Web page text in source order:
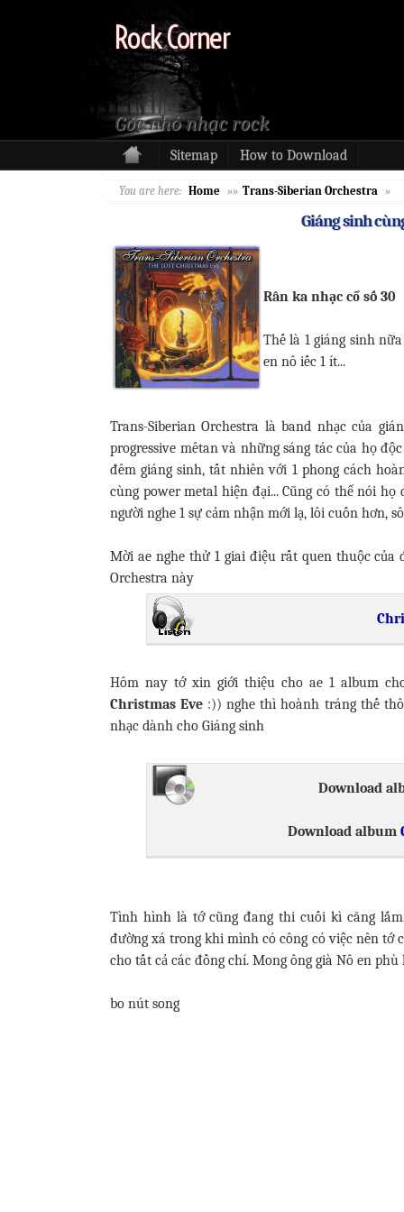
Rock Corner
Góc nhỏ nhạc rock
Sitemap How to Download
You are here: Home »» Trans-Siberian Orchestra »
Giáng sinh
Rân ka nhạc cổ số 30
Thế là 1 giáng sinh
en nô iếc 1 ít...
Trans-Siberian Orchestra là band nhạc của
progressive mêtan và những sáng tác của họ
đêm giáng sinh, tất nhiên với 1 phong cách
cùng power metal hiện đại... Cũng có thể nói
người nghe 1 sự cảm nhận mới lạ, lôi cuốn hơn,
Mời ae nghe thử 1 giai điệu rất quen thuộc của
Orchestra này
Hôm nay tớ xin giới thiệu cho ae 1 album
Christmas Eve :)) nghe thì hoành tráng thế
nhạc dành cho Giáng sinh
Download
Download album
Tình hình là tớ cũng đang thi cuối kì căng
đường xá trong khi mình có công có việc nên tớ
cho tất cả các đồng chí. Mong ông già Nô en
bo nút song